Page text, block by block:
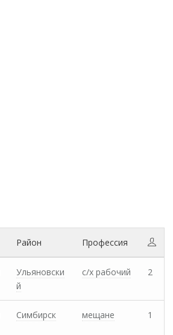
Район Профессия
Ульяновски
й
с/х рабочий 2
Симбирск мещане 1